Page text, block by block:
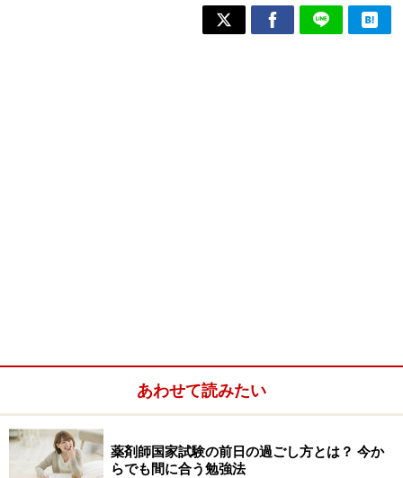
あわせて読みたい
薬剤師国家試験の前日の過ごし方とは？ 今か
らでも間に合う勉強法